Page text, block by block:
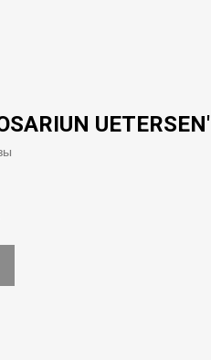
UETERSEN'